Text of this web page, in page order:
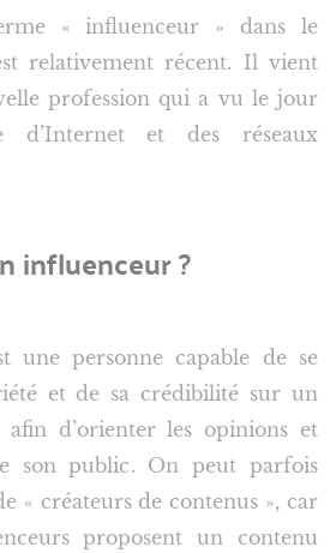
« influenceur » dans le
relativement récent. Il vient
profession qui a vu le jour
d’Internet et des réseaux
influenceur ?
une personne capable de se
et de sa crédibilité sur un
d’orienter les opinions et
son public. On peut parfois
« créateurs de contenus », car
proposent un contenu